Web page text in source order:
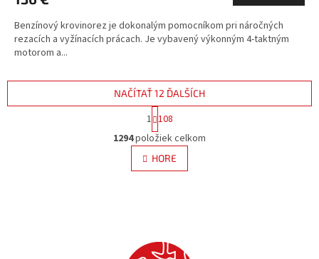
Benzínový krovinorez je dokonalým pomocníkom pri náročných
rezacích a vyžínacích prácach. Je vybavený výkonným 4-taktným
motorom a...
O
v
l
á
e
p
NAČÍTAŤ 12 ĎALŠÍCH
t
r
á
n
k
e
1 108
1294položiek celkom
HORE